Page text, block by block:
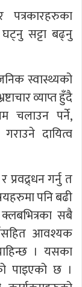
पत्रकारहरुका
घट्नु सट्टा बढ्नु
स्वास्थ्यको
व्याप्त हुँदै
चलाउन पर्ने,
दायित्व
प्रवद्र्धन गर्नु त
पनि बढी
सबै
आवश्यक
। यसका
पाइएको छ ।